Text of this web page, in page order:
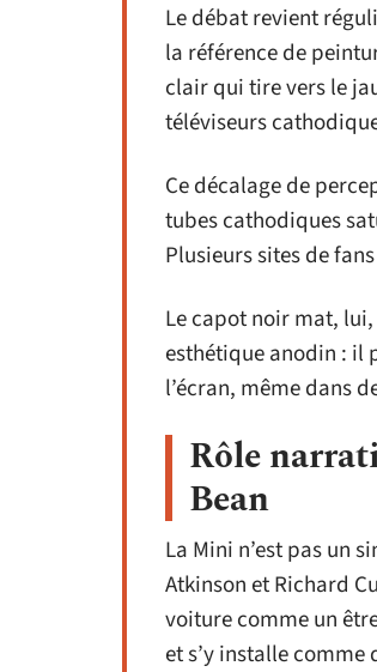
Le débat revient
la référence de
clair qui tire vers le
téléviseurs
Ce décalage de
tubes cathodiques
Plusieurs sites de
Le capot noir mat, lui,
esthétique anodin : il
l’écran, même dans
Rôle
Bean
La Mini n’est pas un
Atkinson et Richard
voiture comme un
et s’y installe comme